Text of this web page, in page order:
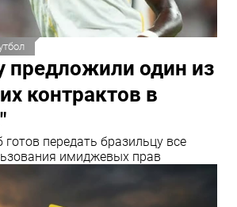
предложили один из
контрактов в
готов передать бразильцу все
имиджевых прав